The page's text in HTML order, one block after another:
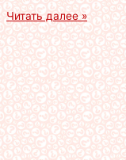
Читать далее »